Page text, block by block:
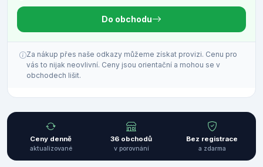
Do obchodu
Za nákup přes naše odkazy můžeme získat provizi. Cenu pro
vás to nijak neovlivní. Ceny jsou orientační a mohou se v
obchodech lišit.
Ceny denně
aktualizované
36 obchodů
v porovnání
Bez registrace
a zdarma